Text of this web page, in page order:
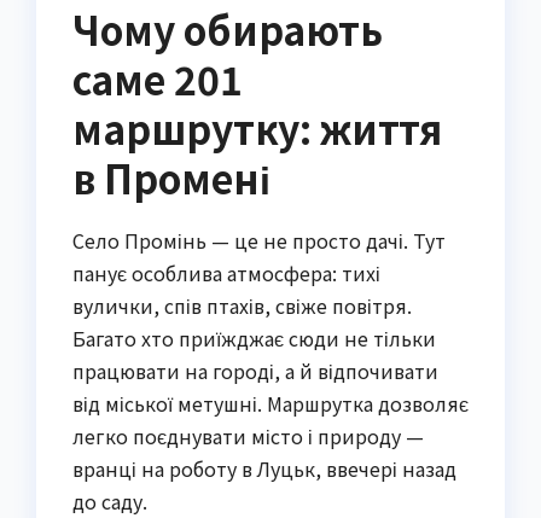
Чому обирають
саме 201
маршрутку: життя
в Промені
Село Промінь — це не просто дачі. Тут
панує особлива атмосфера: тихі
вулички, спів птахів, свіже повітря.
Багато хто приїжджає сюди не тільки
працювати на городі, а й відпочивати
від міської метушні. Маршрутка дозволяє
легко поєднувати місто і природу —
вранці на роботу в Луцьк, ввечері назад
до саду.